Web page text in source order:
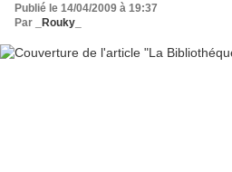
Publié le 14/04/2009 à 19:37
Par
_Rouky_